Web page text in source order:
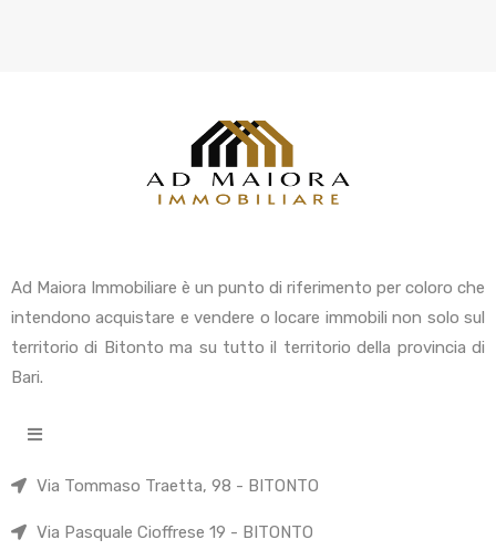
Ad Maiora Immobiliare è un punto di riferimento per coloro che
intendono acquistare e vendere o locare immobili non solo sul
territorio di Bitonto ma su tutto il territorio della provincia di
Bari.
Via Tommaso Traetta, 98 - BITONTO
Via Pasquale Cioffrese 19 - BITONTO